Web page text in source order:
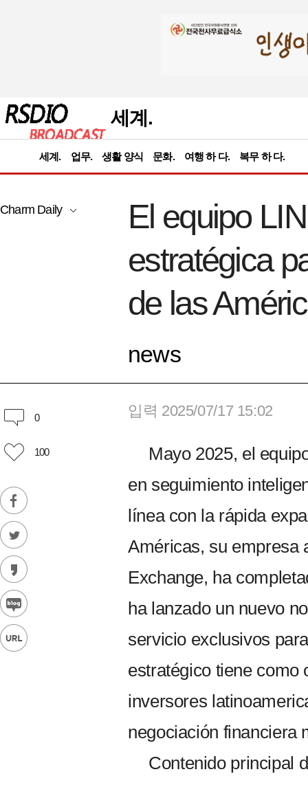
세계.
세계. 업무. 생활 양식 문화. 여행 하 다. 복무 하 다.
Charm Daily
El equipo
estratégica
de las
news
0
100
입력 2025/07/17 15:02
Mayo 2025, el
en seguimiento
línea con la rápida
Américas, su empresa
Exchange, ha
ha lanzado un nuevo
servicio exclusivos
estratégico tiene como
inversores
negociación
Contenido principal